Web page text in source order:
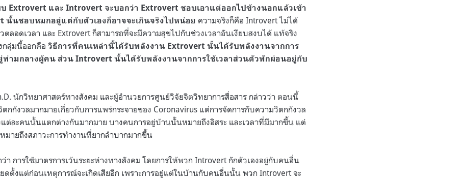
Extrovert และ Introvert จะบอกว่า Extrovert ชอบเอาแต่ออกไปข้างนอกแล้วเข้า
นั้นชอบหมกอยู่แต่กับตัวเองก็อาจจะเกินจริงไปหน่อย ความจริงก็คือ Introvert ไม่ได้
ตลอดเวลา และ Extrovert ก็สามารถที่จะมีความสุขไปกับช่วงเวลาอันเงียบสงบได้ แท้จริง
กลุ่มนี้ออกคือ วิธีการที่คนเหล่านี้ได้รับพลังงาน Extrovert นั้นได้รับพลังงานจากการ
ท่ามกลางผู้คน ส่วน Introvert นั้นได้รับพลังงานจากการใช้เวลาส่วนตัวพักผ่อนอยู่กับ
นักวิทยาศาสตร์ทางสังคม และผู้อำนวยการศูนย์วิจัยจิตวิทยาการสื่อสาร กล่าวว่า ตอนนี้
กกังวลมากมายเกี่ยวกับการแพร่กระจายของ Coronavirus แต่การจัดการกับความวิตกกังวล
ต่ละคนนั้นแตกต่างกันมากมาย บางคนการอยู่บ้านนั้นหมายถึงอิสระ และเวลาที่มีมากขึ้น แต่
ายถึงสภาวะการทำงานที่ยากลำบากมากขึ้น
า การใช้มาตรการเว้นระยะห่างทางสังคม โดยการให้พวก Introvert กักตัวเองอยู่กับคนอื่น
ดตั้งแต่ก่อนเหตุการณ์จะเกิดเสียอีก เพราะการอยู่แต่ในบ้านกับคนอื่นนั้น พวก Introvert จะ